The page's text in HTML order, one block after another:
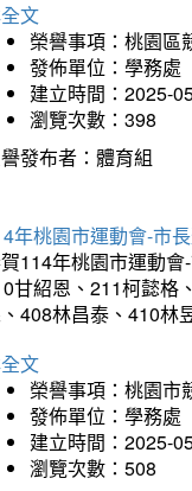
文
榮譽事項：桃園區
發佈單位：學務處
建立時間：2025-
瀏覽次數：398
發布者：體育組
年桃園市運動會-市
114年桃園市運動
甘紹恩、211柯懿格
408林昌泰、410林
文
榮譽事項：桃園市
發佈單位：學務處
建立時間：2025-
瀏覽次數：508